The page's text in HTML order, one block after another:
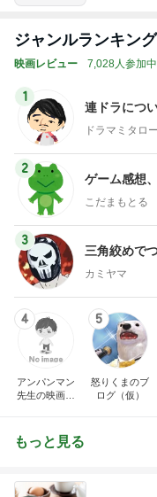
ジャンルランキング
映画レビュー 7,028人参加中
1
連ドラにつ
ドラマミタロー
2
ゲーム感想
こだまもとる
3
三角絞めで
カミヤマ
4
アンパンマン
先生の映画講
5
怒りくまのブ
ログ（仮）
もっと見る